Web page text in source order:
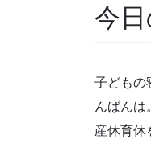
今
子どもの
んばんは
産休育休